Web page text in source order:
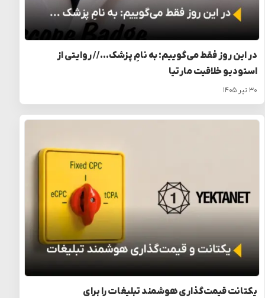
در این روز فقط می‌گوییم: به نامِ پزشک… // روایتی از
استودیو خلاقیت مارتیا
۳۰ تیر ۱۴۰۵
یکتانت قیمت‌گذاری هوشمند تبلیغات را برای